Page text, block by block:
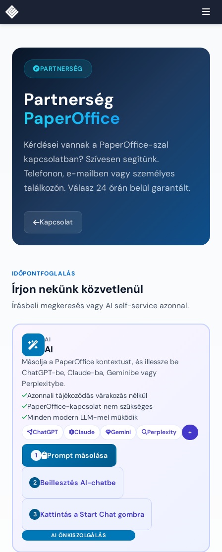
PARTNERSÉG
Partnerség
PaperOffice
Kérdései vannak a PaperOffice-szal
kapcsolatban? Szívesen segítünk.
Telefonon, e-mailben vagy személyes
találkozón. Válasz 24 órán belül garantált.
Kapcsolat
IDŐPONTFOGLALÁS
Írjon nekünk közvetlenül
Írásbeli megkeresés vagy AI self-service azonnal.
AI
AI
Másolja a PaperOffice kontextust, és illessze be
ChatGPT-be, Claude-ba, Geminibe vagy
Perplexitybe.
Azonnali tájékozódás várakozás nélkül
PaperOffice-kapcsolat nem szükséges
Minden modern LLM-mel működik
ChatGPT Claude Gemini Perplexity +
1 Prompt másolása
2 Beillesztés AI-chatbe
3 Kattintás a Start Chat gombra